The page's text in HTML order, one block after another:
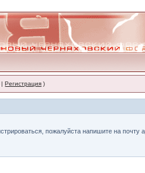
|Регистрация )
пожалуйста напишите на почту